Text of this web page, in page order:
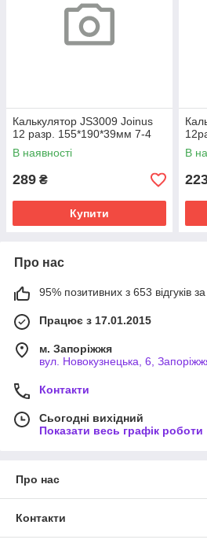
Калькулятор JS3009 Joinus
12 разр. 155*190*39мм 7-4
В наявності
289 ₴
Купити
В
Про нас
95% позитивних з 653 відгуків за
Працює з 17.01.2015
м. Запоріжжя
вул. Новокузнецька, 6,
Контакти
Сьогодні вихідний
Показати весь графік роботи
Про нас
Контакти